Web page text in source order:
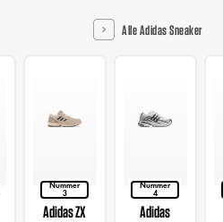
Alle Adidas Sneaker
Nummer
3
Adidas ZX
Nummer
4
Adidas